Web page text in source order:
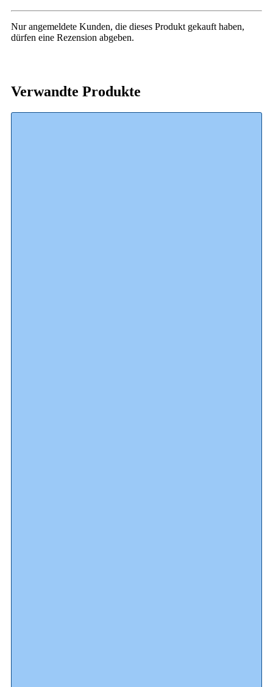
Nur angemeldete Kunden, die dieses Produkt gekauft haben,
dürfen eine Rezension abgeben.
Verwandte Produkte